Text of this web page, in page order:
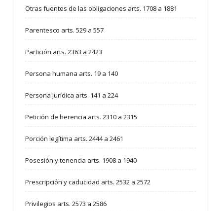
Otras fuentes de las obligaciones arts. 1708 a 1881
Parentesco arts. 529 a 557
Partición arts. 2363 a 2423
Persona humana arts. 19 a 140
Persona jurídica arts. 141 a 224
Petición de herencia arts. 2310 a 2315
Porción legítima arts. 2444 a 2461
Posesión y tenencia arts. 1908 a 1940
Prescripción y caducidad arts. 2532 a 2572
Privilegios arts. 2573 a 2586